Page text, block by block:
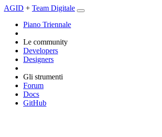
AGID + Team Digitale
Piano Triennale
Le community
Developers
Designers
Gli strumenti
Forum
Docs
GitHub